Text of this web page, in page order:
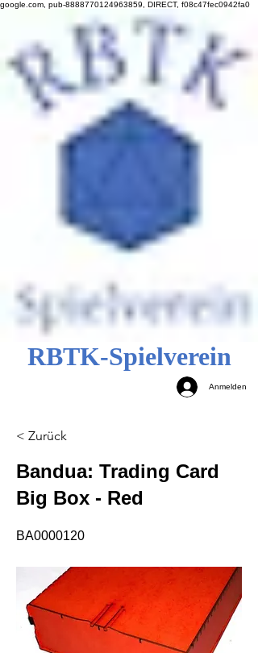
google.com, pub-8888770124963859, DIRECT, f08c47fec0942fa0
RBTK-Spielverein
Anmelden
< Zurück
Bandua: Trading Card
Big Box - Red
BA0000120